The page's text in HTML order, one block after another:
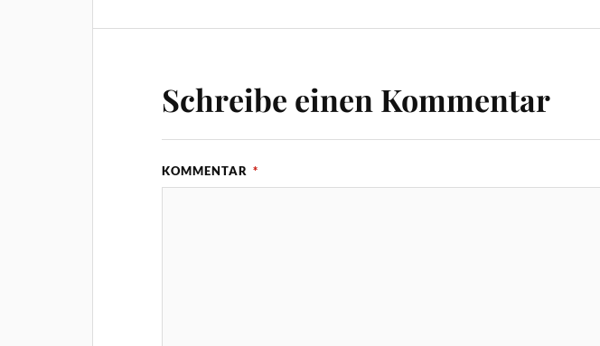
Schreibe einen Kommentar
KOMMENTAR *